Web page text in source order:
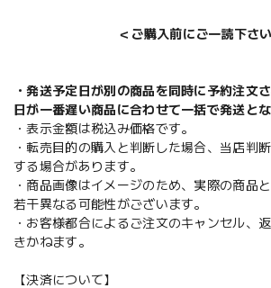
＜ご購入前にご一読下さ
・発送予定日が別の商品を同時に予約注文
日が一番遅い商品に合わせて一括で発送とな
・表示金額は税込み価格です。
・転売目的の購入と判断した場合、当店判
する場合があります。
・商品画像はイメージのため、実際の商品
若干異なる可能性がございます。
・お客様都合によるご注文のキャンセル、
きかねます。
【決済について】